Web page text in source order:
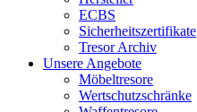
ECBS
Sicherheitszertifikate
Tresor Archiv
Unsere Angebote
Möbeltresore
Wertschutzschränke